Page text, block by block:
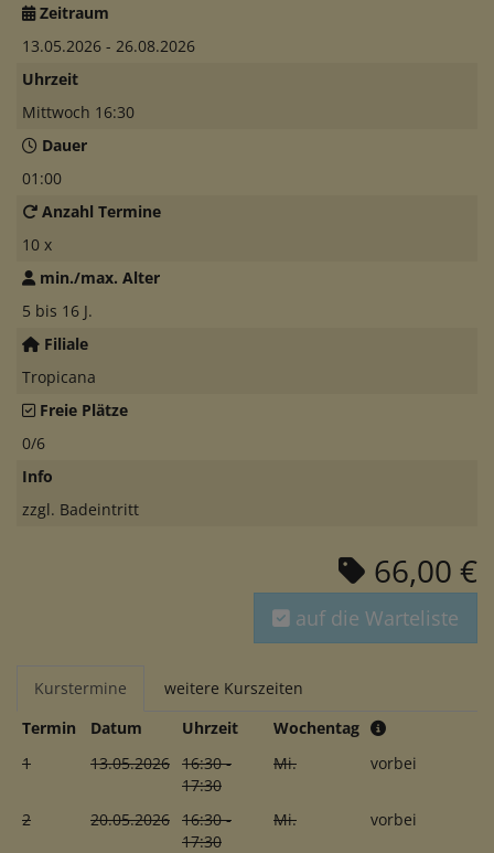
Zeitraum
13.05.2026 - 26.08.2026
Uhrzeit
Mittwoch 16:30
Dauer
01:00
Anzahl Termine
10 x
min./max. Alter
5 bis 16 J.
Filiale
Tropicana
Freie Plätze
0/6
Info
zzgl. Badeintritt
66,00 €
auf die Warteliste
Kurstermine
weitere Kurszeiten
Termin
Datum Uhrzeit
Wochentag
1
13.05.2026 16:30 -
17:30
Mi. vorbei
2 20.05.2026 16:30 -
17:30
Mi. vorbei